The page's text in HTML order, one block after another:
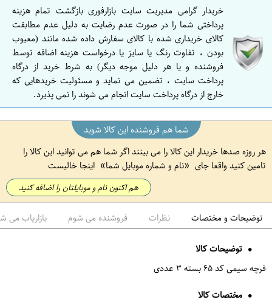
خریدار گرامی مدیریت سایت بازارفوری بازگشت تمام هزینه
پرداختی شما را در صورت عدم رضایت به دلیل عدم مطابقت
کالای خریداری شده با کالای سفارش داده شده مانند (معیوب
بودن ، تفاوت رنگ یا سایز یا درخواست هزینه اضافه توسط
فروشنده و یا هر دلیل موجه دیگر) به شرط خرید از درگاه
پرداخت سایت ، تضمین می نماید و مسئولیت خریدهایی که
خارج از درگاه پرداخت سایت انجام می شوند را نمی پذیرد.
شما هم فروشنده این کالا شوید
هر روزه صدها خریدار این کالا را می بینند اگر شما هم می توانید این کالا را
تامین کنید واقعا جای
نام و شماره موبایل شما اینجا خالیست
هم اکنون نام و موبایلتان را اضافه کنید
توضیحات و مختصات نظرات فروشنده می شوم بازاریاب می
توضیحات کالا
فرچه سیمی کد ۶۵ بسته ۳ عددی
مختصات کالا